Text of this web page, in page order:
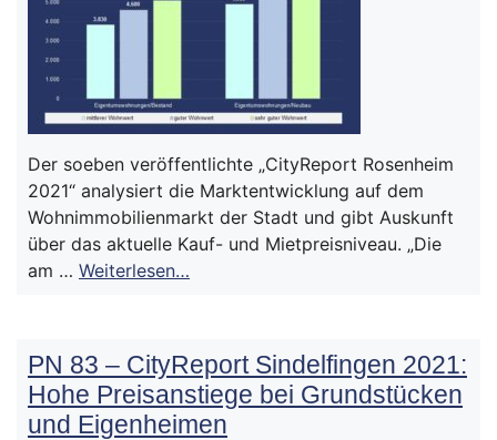
Der soeben veröffentlichte „CityReport Rosenheim
2021“ analysiert die Marktentwicklung auf dem
Wohnimmobilienmarkt der Stadt und gibt Auskunft
über das aktuelle Kauf- und Mietpreisniveau. „Die
am … Weiterlesen…
PN 83 – CityReport Sindelfingen 2021:
Hohe Preisanstiege bei Grundstücken
und Eigenheimen